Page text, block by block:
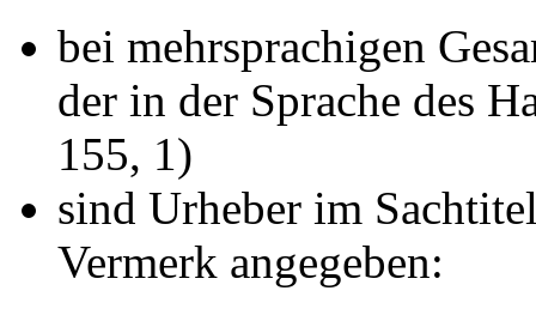
bei mehrsprachigen
der in der Sprache des
155, 1)
sind Urheber im
Vermerk angegeben: